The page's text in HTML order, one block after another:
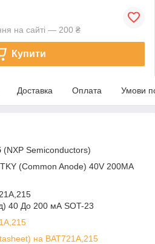
на сайті — 200 ₴
Купити
Доставка Оплата Умови
(NXP Semiconductors)
(Common Anode) 40V 200MA
40 До 200 мА SOT-23
на BAT721A,215